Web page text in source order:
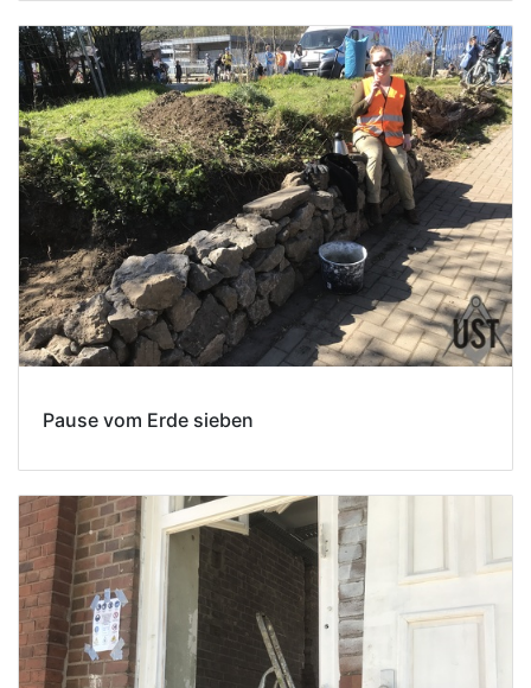
Pause vom Erde sieben